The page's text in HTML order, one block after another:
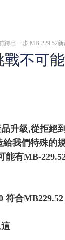
跨出一步,MB-229.52新
不可
升級,從拒絕
我們特殊的
有MB-
符合